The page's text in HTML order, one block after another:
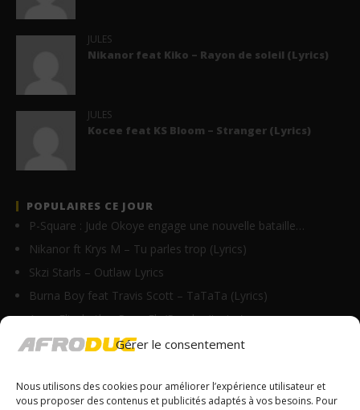
Gérer le consentement
Nous utilisons des cookies pour améliorer l’expérience utilisateur et
vous proposer des contenus et publicités adaptés à vos besoins. Pour
JULES
Nikanor feat Kiko – Rayon de soleil (Lyrics)
JULES
Kocee feat KS Bloom – Stranger (Lyrics)
POPULAIRES CE JOUR
P-Square : Jude Okoye engage une nouvelle bataille…
Nikanor ft Krys M – Tu parles trop (Lyrics)
Skzi Starls – Outlaw Lyrics
Burna Boy feat Travis Scott – TaTaTa (Lyrics)
Anne Elisabeth – Papa Eh (Paroles/Lyrics)
First King feat ⁠Sessimè – Akpa remix (Lyrics)
Nathaniel Bassey – Dancing Around Medley (Lyrics)